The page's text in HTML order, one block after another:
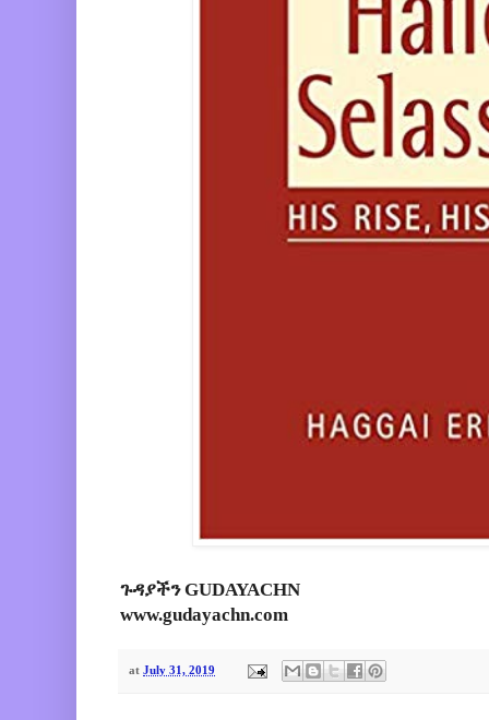
ጉዳያችን GUDAYACHN
www.gudayachn.com
at July 31, 2019